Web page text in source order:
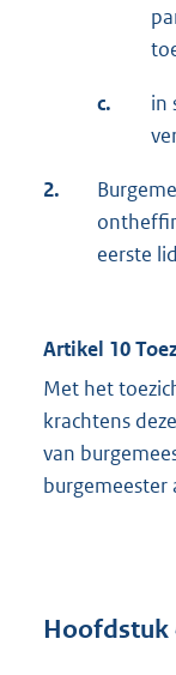
c.
in
2.
eerste
Artikel 10
Met het
krachtens
van
burgemeester
Hoofdstuk